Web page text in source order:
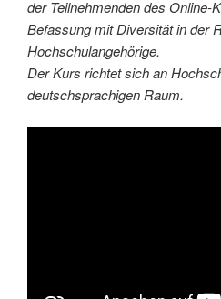
der Teilnehmenden des Online-
Befassung mit Diversität in der
Hochschulangehörige.
Der Kurs richtet sich an
deutschsprachigen Raum.